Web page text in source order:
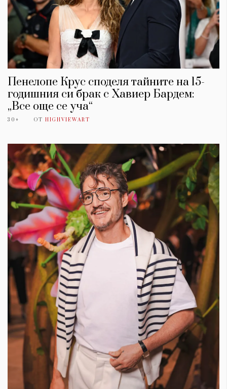
Пенелопе Крус споделя тайните на 15-
годишния си брак с Хавиер Бардем:
„Все още се уча“
30+ ОТ HIGHVIEWART